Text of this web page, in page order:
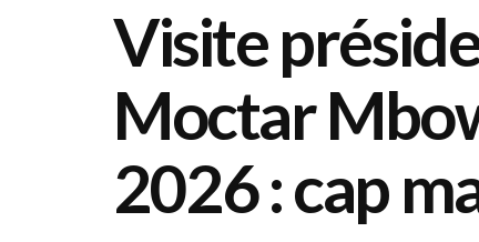
Visite
Moctar
2026 : cap